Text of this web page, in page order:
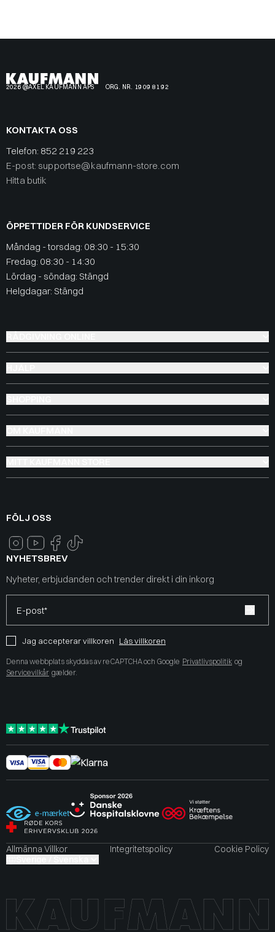
2026 @AXEL KAUFMANN APS ORG. NR. 19 09 81 92
KONTAKTA OSS
Telefon: 852 219 223
E-post: supportse@kaufmann-store.com
Hitta butik
ÖPPETTIDER FÖR KUNDSERVICE
Måndag - torsdag: 08:30 - 15:30
Fredag: 08:30 - 14:30
Lördag - söndag: Stängd
Helgdagar: Stängd
FÖLJ OSS
NYHETSBREV
Nyheter, erbjudanden och trender direkt i din inkorg
E-post*
Jag accepterar villkoren Läs villkoren
Denna webbplats skyddas av reCAPTCHA och Google Privatlivspolitik og
Servicevilkår gælder.
Allmänna Villkor Integritetspolicy
Cookie Policy